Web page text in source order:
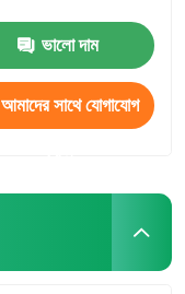
ভালো দাম
আমাদের সাথে যোগাযোগ